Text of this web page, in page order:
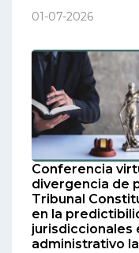
01-07-2026
Conferencia
divergencia de
Tribunal
en la
jurisdiccionales
administrativo